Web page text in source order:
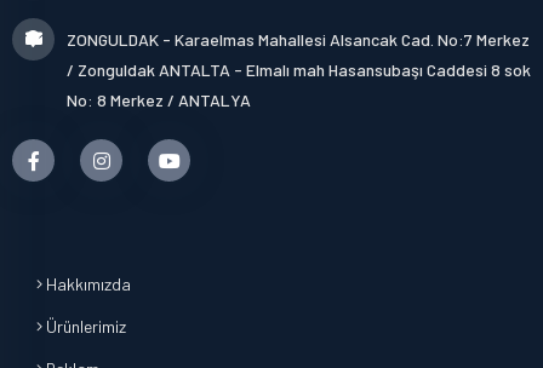
ZONGULDAK - Karaelmas Mahallesi Alsancak Cad. No:7 Merkez
/ Zonguldak ANTALTA - Elmalı mah Hasansubaşı Caddesi 8 sok
No: 8 Merkez / ANTALYA
Hakkımızda
Ürünlerimiz